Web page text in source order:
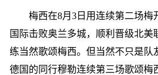
梅西在8月3日用连续第二场梅
国际击败奥兰多城，顺利晋级北
练当然歌颂梅西。但当然不只是队
德国的同行穆勒连续第三场歌颂梅